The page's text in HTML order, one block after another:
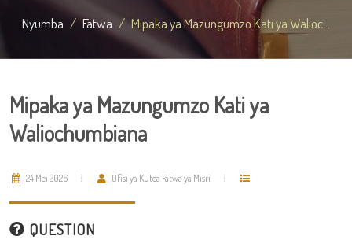
Nyumba Fatwa Mipaka ya Mazungumzo Kati ya Walioc...
Mipaka ya Mazungumzo Kati ya
Waliochumbiana
24 Mei 2026 Ofisi ya Kutoa Fatwa ya Misri
QUESTION